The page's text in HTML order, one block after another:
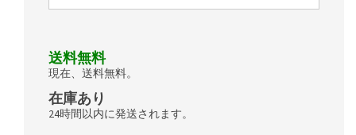
送料無料
現在、送料無料。
在庫あり
24時間以内に発送されます。